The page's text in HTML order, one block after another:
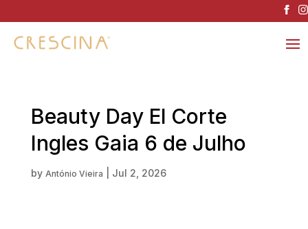
Beauty Day El Corte
Ingles Gaia 6 de Julho
by António Vieira Jul 2, 2026